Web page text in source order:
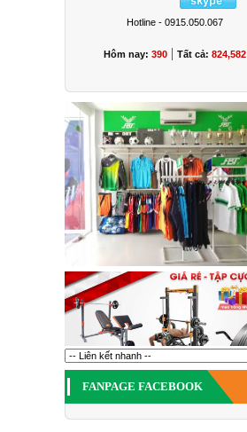
Hotline - 0915.050.067
Hôm nay: 390 | Tất cả: 824,582
FANPAGE FACEBOOK